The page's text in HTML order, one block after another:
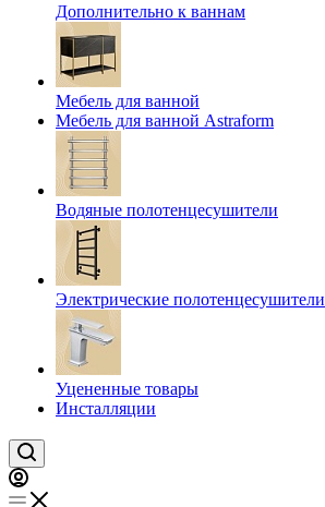
Дополнительно к ваннам
Мебель для ванной
Мебель для ванной Astraform
Водяные полотенцесушители
Электрические полотенцесушители
Уцененные товары
Инсталляции